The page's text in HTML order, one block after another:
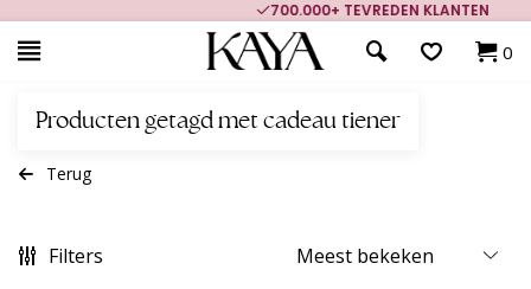
700.000+ TEVREDEN KLANTEN
0
Producten getagd met cadeau tiener
Terug
Filters